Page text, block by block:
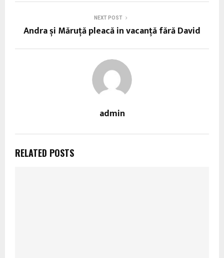
NEXT POST
Andra și Măruță pleacă in vacanță fără David
admin
RELATED POSTS